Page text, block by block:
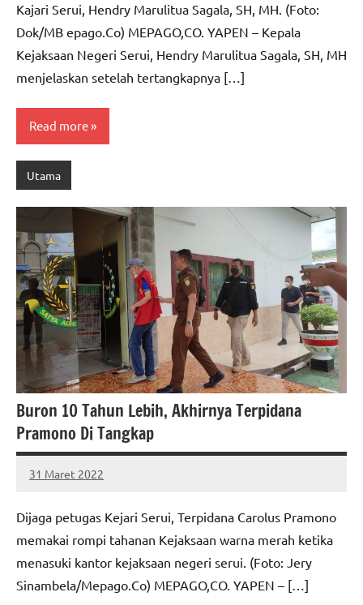
Kajari Serui, Hendry Marulitua Sagala, SH, MH. (Foto:
Dok/MB epago.Co) MEPAGO,CO. YAPEN – Kepala
Kejaksaan Negeri Serui, Hendry Marulitua Sagala, SH, MH
menjelaskan setelah tertangkapnya […]
Read more
Utama
Buron 10 Tahun Lebih, Akhirnya Terpidana
Pramono Di Tangkap
31 Maret 2022
MEPAGO
No
Dijaga petugas Kejari Serui, Terpidana Carolus Pramono
memakai rompi tahanan Kejaksaan warna merah ketika
menasuki kantor kejaksaan negeri serui. (Foto: Jery
Sinambela/Mepago.Co) MEPAGO,CO. YAPEN – […]